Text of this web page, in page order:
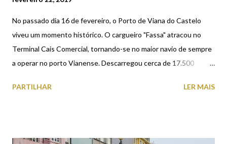
No passado dia 16 de fevereiro, o Porto de Viana do Castelo
viveu um momento histórico. O cargueiro "Fassa" atracou no
Terminal Cais Comercial, tornando-se no maior navio de sempre
a operar no porto Vianense. Descarregou cerca de 17.500
localizados no litoral Norte de Portugal. Partiu hoje, às 16H30. A
PARTILHAR LER MAIS